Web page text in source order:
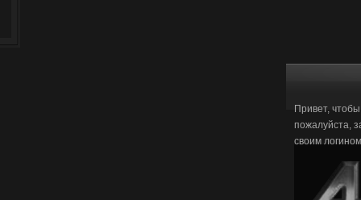
Привет,
пожалуйста,
своим логином